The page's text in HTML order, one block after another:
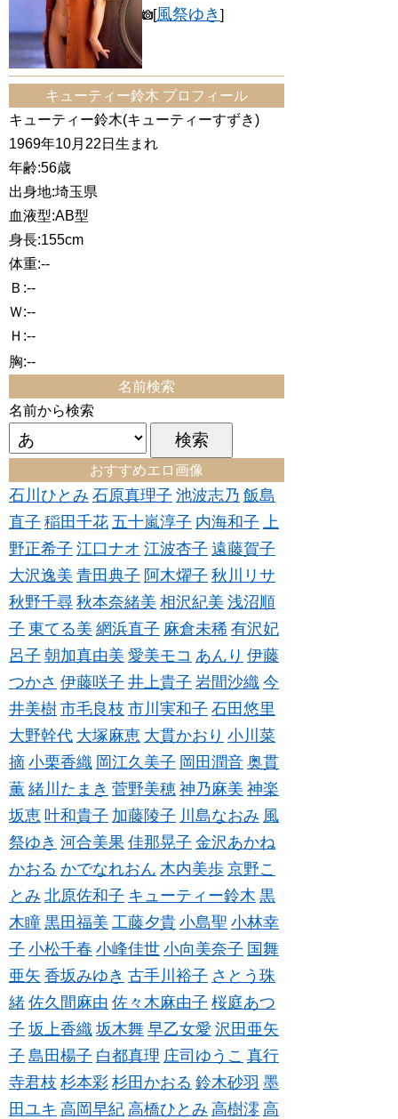
[風祭ゆき ]
キューティー鈴木 プロフィール
キューティー鈴木(キューティーすずき)
1969年10月22日生まれ
年齢:56歳
出身地:埼玉県
血液型:AB型
身長:155cm
体重:--
Ｂ:--
Ｗ:--
Ｈ:--
胸:--
名前検索
名前から検索
おすすめエロ画像
石川ひとみ 石原真理子 池波志乃 飯島
直子 稲田千花 五十嵐淳子 内海和子
上
野正希子 江口ナオ 江波杏子 遠藤賀子
大沢逸美 青田典子 阿木燿子 秋川リサ
秋野千尋 秋本奈緒美 相沢紀美 浅沼順
子 東てる美 網浜直子 麻倉未稀 有沢妃
呂子 朝加真由美 愛美モコ あんり 伊藤
つかさ 伊藤咲子 井上貴子 岩間沙織 今
井美樹 市毛良枝 市川実和子 石田悠里
大野幹代 大塚麻恵 大貫かおり 小川菜
摘 小栗香織 岡江久美子 岡田潤音 奥貫
薫 緒川たまき 菅野美穂 神乃麻美 神楽
坂恵 叶和貴子 加藤陵子 川島なおみ 風
祭ゆき 河合美果 佳那晃子 金沢あかね
かおる かでなれおん 木内美歩 京野こ
とみ 北原佐和子 キューティー鈴木 黒
木瞳 黒田福美 工藤夕貴 小島聖 小林幸
子 小松千春 小峰佳世 小向美奈子 国舞
亜矢 香坂みゆき 古手川裕子 さとう珠
緒 佐久間麻由 佐々木麻由子 桜庭あつ
子 坂上香織 坂木舞 早乙女愛 沢田亜矢
子 島田楊子 白都真理 庄司ゆうこ 真行
寺君枝 杉本彩 杉田かおる 鈴木砂羽 墨
田ユキ 高岡早紀 高橋ひとみ 高樹澪 高